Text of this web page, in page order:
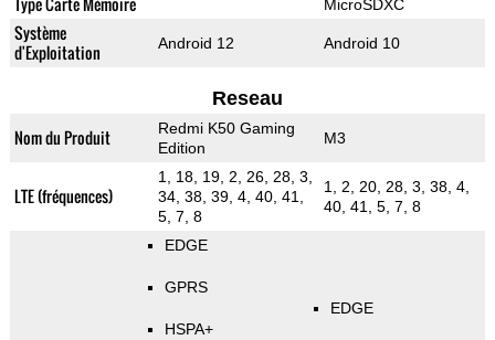
MicroSDXC
Système
d'Exploitation
Android 12 Android 10
Reseau
Nom du Produit
Redmi K50 Gaming
Edition
M3
LTE (fréquences)
1, 18, 19, 2, 26, 28, 3,
34, 38, 39, 4, 40, 41,
5, 7, 8
1, 2, 20, 28, 3, 38, 4,
40, 41, 5, 7, 8
EDGE
GPRS
HSPA+
EDGE